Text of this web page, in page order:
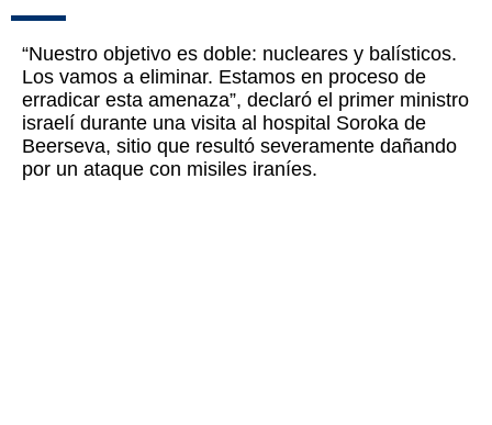
“Nuestro objetivo es doble: nucleares y balísticos.
Los vamos a eliminar. Estamos en proceso de
erradicar esta amenaza”, declaró el primer ministro
israelí durante una visita al hospital Soroka de
Beerseva, sitio que resultó severamente dañando
por un ataque con misiles iraníes.